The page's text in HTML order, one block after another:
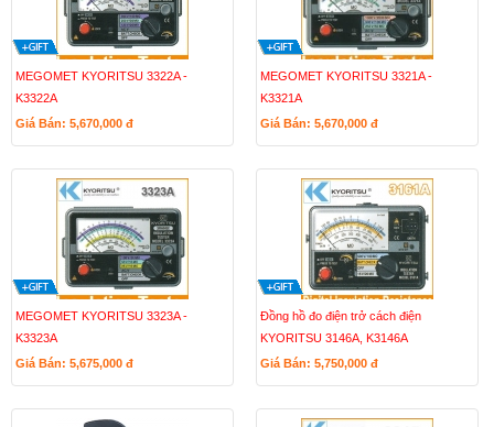
MEGOMET KYORITSU 3322A -
K3322A
Giá Bán: 5,670,000 đ
MEGOMET KYORITSU 3321A -
K3321A
Giá Bán: 5,670,000 đ
MEGOMET KYORITSU 3323A -
K3323A
Giá Bán: 5,675,000 đ
Đồng hồ đo điện trở cách điện
KYORITSU 3146A, K3146A
Giá Bán: 5,750,000 đ